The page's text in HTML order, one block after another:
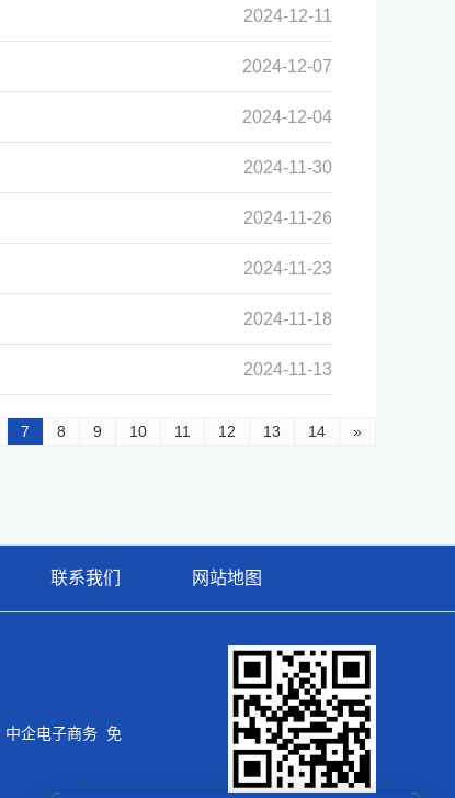
2024-12-11
2024-12-07
2024-12-04
2024-11-30
2024-11-26
2024-11-23
2024-11-18
2024-11-13
7 8 9 10 11 12 13 14 »
联系我们 网站地图
中企电子商务 免